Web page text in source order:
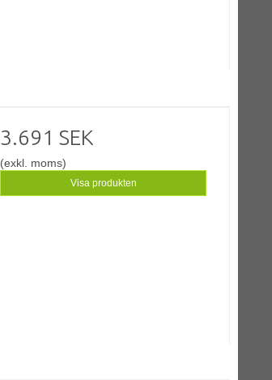
3.691 SEK
(exkl. moms)
Visa produkten